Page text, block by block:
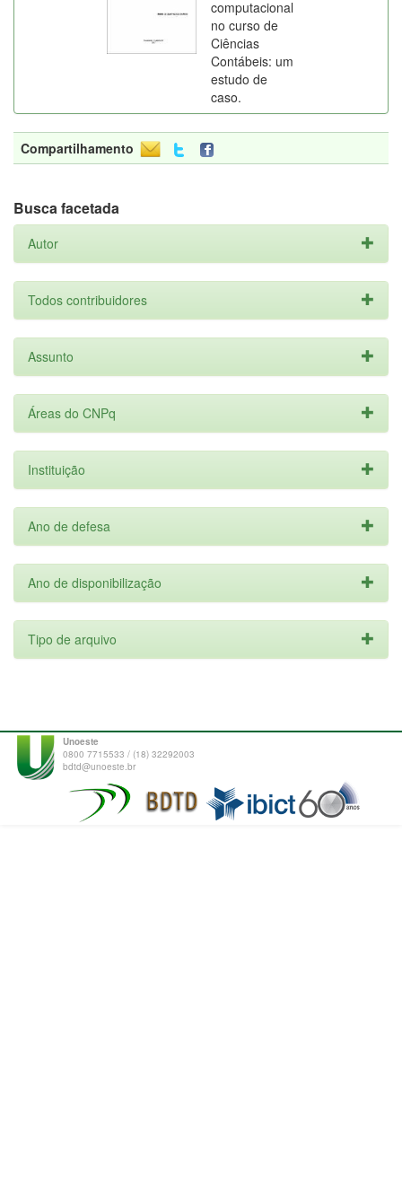
computacional
no curso de
Ciências
Contábeis: um
estudo de
caso.
Compartilhamento
Busca facetada
Autor
Todos contribuidores
Assunto
Áreas do CNPq
Instituição
Ano de defesa
Ano de disponibilização
Tipo de arquivo
Unoeste
0800 7715533 / (18) 32292003
bdtd@unoeste.br